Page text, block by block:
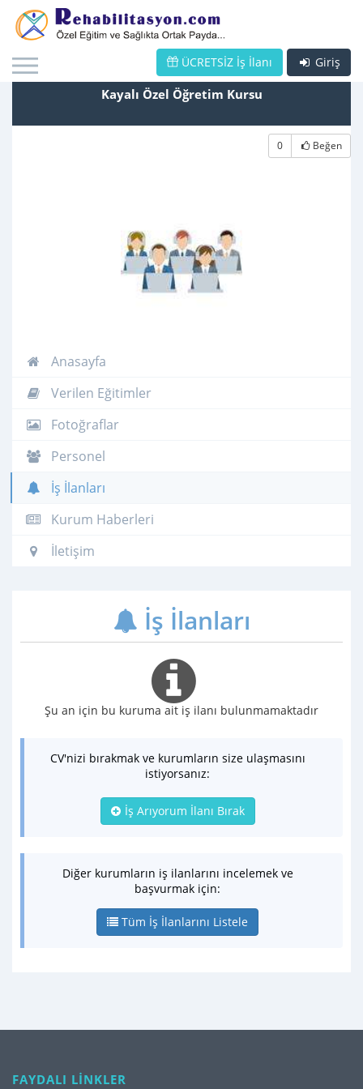
Giriş
ÜCRETSİZ İş İlanı
Kayalı Özel Öğretim Kursu
0 Beğen
Anasayfa
Verilen Eğitimler
Fotoğraflar
Personel
İş İlanları
Kurum Haberleri
İletişim
İş İlanları
Şu an için bu kuruma ait iş ilanı bulunmamaktadır
CV'nizi bırakmak ve kurumların size ulaşmasını
istiyorsanız:
İş Arıyorum İlanı Bırak
Diğer kurumların iş ilanlarını incelemek ve
başvurmak için:
Tüm İş İlanlarını Listele
FAYDALI LİNKLER